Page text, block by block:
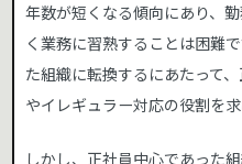
年数が短くなる傾向にあり、
く業務に習熟することは困難
た組織に転換するにあたって
やイレギュラー対応の役割を求
しかし、正社員中心であった